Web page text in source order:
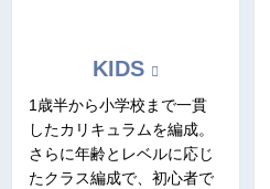
KIDS
1歳半から小学校まで一貫
したカリキュラムを編成。
さらに年齢とレベルに応じ
たクラス編成で、初心者で